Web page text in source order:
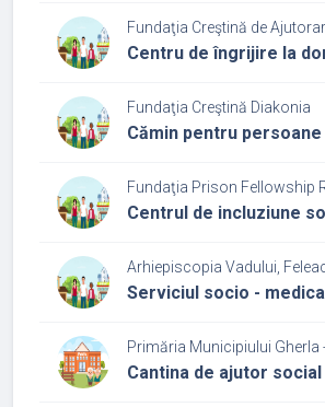
Fundaţia Creştină de
Centru de îngrijire la
Fundaţia Creştină Diakonia
Cămin pentru persoane
Fundaţia Prison Fellowship
Centrul de incluziune
Arhiepiscopia Vadului,
Serviciul socio -
Primăria Municipiului
Cantina de ajutor social